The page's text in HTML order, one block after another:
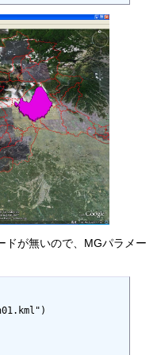
ドが無いので、MGパラメー